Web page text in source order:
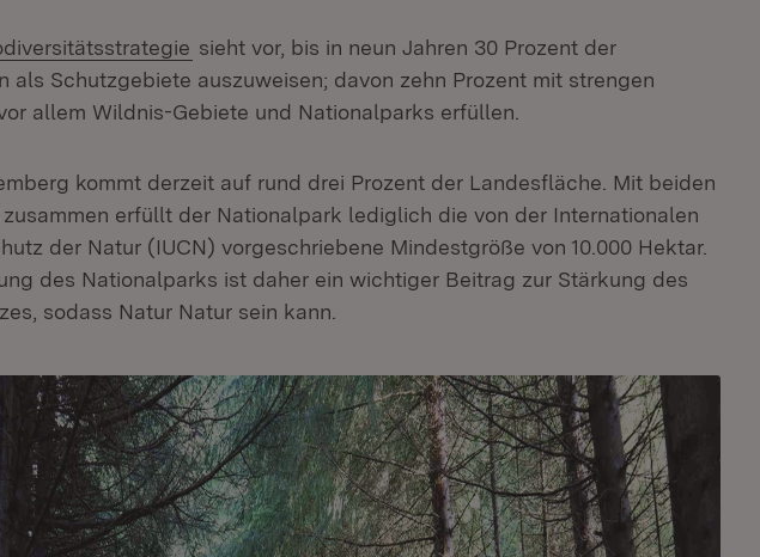
(Öffnet in neuem Fenster)
sieht vor, bis in neun Jahren 30 Prozent der
als Schutzgebiete auszuweisen; davon zehn Prozent mit strengen
allem Wildnis-Gebiete und Nationalparks erfüllen.
kommt derzeit auf rund drei Prozent der Landesfläche. Mit beiden
erfüllt der Nationalpark lediglich die von der Internationalen
der Natur (IUCN) vorgeschriebene Mindestgröße von 10.000 Hektar.
des Nationalparks ist daher ein wichtiger Beitrag zur Stärkung des
sodass Natur Natur sein kann.